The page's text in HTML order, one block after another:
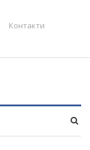
Контакти